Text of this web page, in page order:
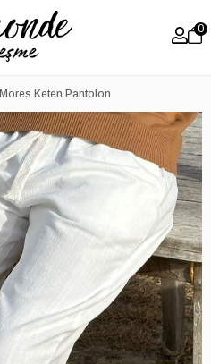
0
Mores Keten Pantolon